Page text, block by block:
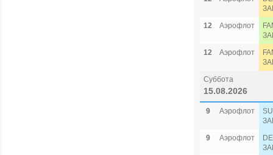
12
Аэрофлот
12
Аэрофлот
Суббота
15.08.2026
9 Аэрофлот
9
Аэрофлот